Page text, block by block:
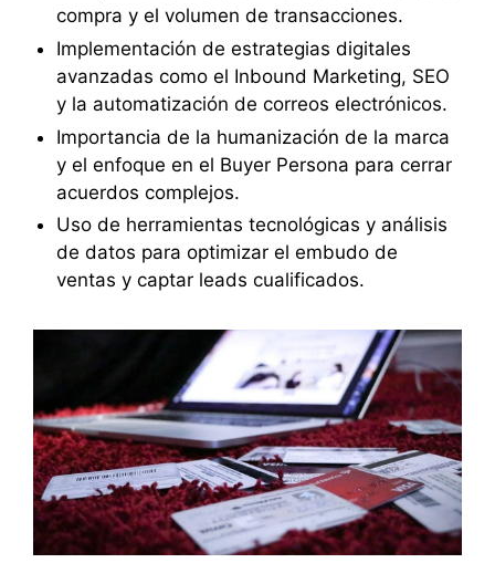
compra y el volumen de transacciones.
Implementación de estrategias digitales
avanzadas como el Inbound Marketing, SEO
y la automatización de correos electrónicos.
Importancia de la humanización de la marca
y el enfoque en el Buyer Persona para cerrar
acuerdos complejos.
Uso de herramientas tecnológicas y análisis
de datos para optimizar el embudo de
ventas y captar leads cualificados.